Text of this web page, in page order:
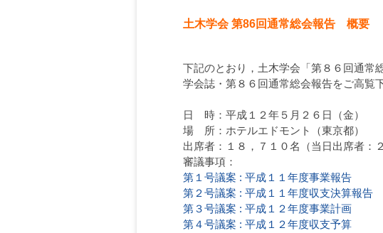
土木学会 第86回通常総会報告 概要
下記のとおり，土木学会「第８６回通常
学会誌・第８６回通常総会報告をご高覧
日 時：平成１２年５月２６日（金）
場 所：ホテルエドモント（東京都）
出席者：１８，７１０名（当日出席者：
審議事項：
第１号議案 : 平成１１年度事業報告
第２号議案 : 平成１１年度収支決算報告
第３号議案 : 平成１２年度事業計画
第４号議案 : 平成１２年度収支予算